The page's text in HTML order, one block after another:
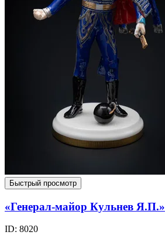
Быстрый просмотр
«Генерал-майор Кульнев Я.П.»
ID: 8020